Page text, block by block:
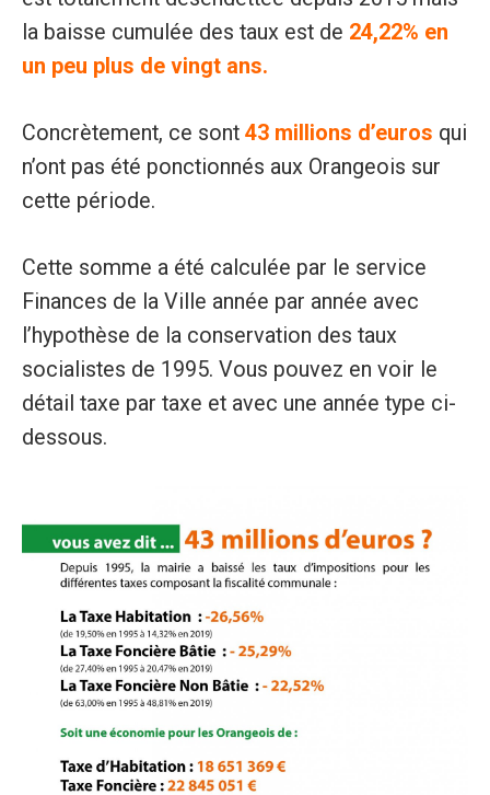
la baisse cumulée des taux est de 24,22% en
un peu plus de vingt ans.
Concrètement, ce sont 43 millions d’euros qui
n’ont pas été ponctionnés aux Orangeois sur
cette période.
Cette somme a été calculée par le service
Finances de la Ville année par année avec
l’hypothèse de la conservation des taux
socialistes de 1995. Vous pouvez en voir le
détail taxe par taxe et avec une année type ci-
dessous.